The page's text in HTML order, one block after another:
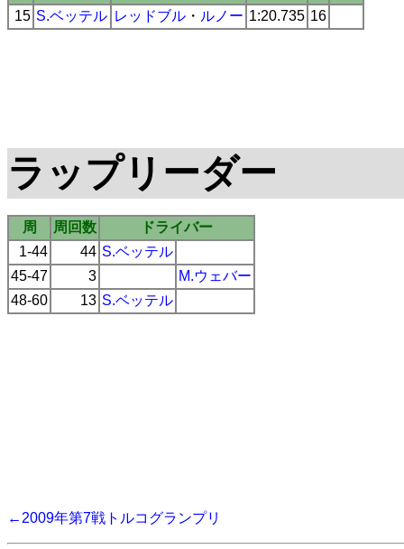
15 S.ベッテル レッドブル ・ ルノー 1:20.735 16
ラップリーダー
周 周回数
ドライバー
1-44
44 S.ベッテル
45-47
3
M.ウェバー
48-60
13 S.ベッテル
←2009年第7戦トルコグランプリ